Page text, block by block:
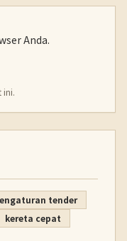
Anda.
ini.
tender
kereta cepat